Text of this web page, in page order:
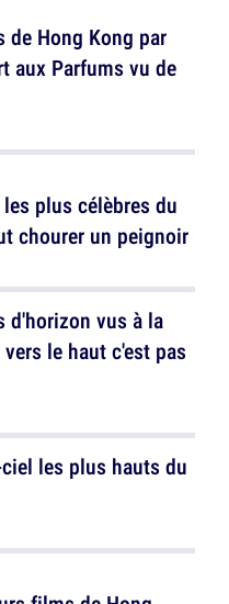
de Hong Kong par
aux Parfums vu de
plus célèbres du
chourer un peignoir
d'horizon vus à la
le haut c'est pas
les plus hauts du